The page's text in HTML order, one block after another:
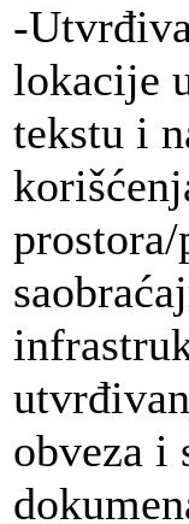
-
lokacije
tekstu i
obveza i